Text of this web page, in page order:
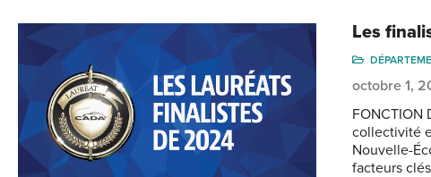
Les
octobre 1,
FONCTION
collectivité
Nouvelle-
facteurs